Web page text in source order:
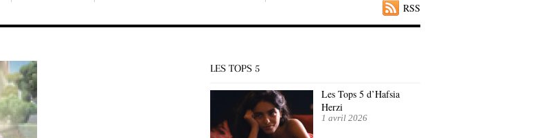
RSS
LES TOPS 5
Les Tops 5 d’Hafsia
Herzi
1 avril 2026